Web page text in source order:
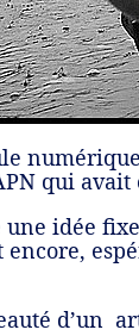
qui
idée
d’un